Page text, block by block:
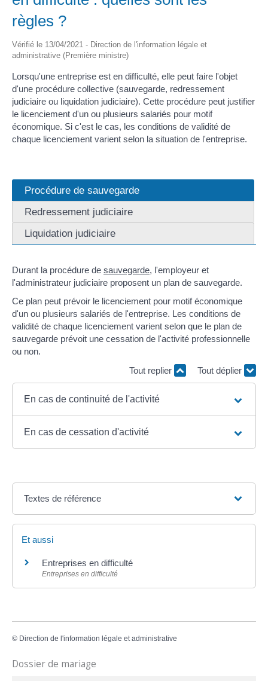
règles ?
Vérifié le 13/04/2021 - Direction de l'information légale et
administrative (Première ministre)
Lorsqu'une entreprise est en difficulté, elle peut faire l'objet
d'une procédure collective (sauvegarde, redressement
judiciaire ou liquidation judiciaire). Cette procédure peut justifier
le licenciement d'un ou plusieurs salariés pour motif
économique. Si c'est le cas, les conditions de validité de
chaque licenciement varient selon la situation de l'entreprise.
Procédure de sauvegarde
Redressement judiciaire
Liquidation judiciaire
Durant la procédure de sauvegarde, l'employeur et
l'administrateur judiciaire proposent un plan de sauvegarde.
Ce plan peut prévoir le licenciement pour motif économique
d'un ou plusieurs salariés de l'entreprise. Les conditions de
validité de chaque licenciement varient selon que le plan de
sauvegarde prévoit une cessation de l'activité professionnelle
ou non.
Tout replier
Tout déplier
En cas de continuité de l'activité
En cas de cessation d'activité
Textes de référence
Et aussi
Entreprises en difficulté
Entreprises en difficulté
© Direction de l'information légale et administrative
Dossier de mariage